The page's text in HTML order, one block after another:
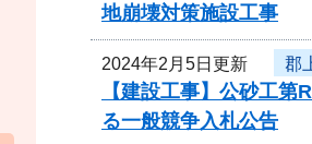
地崩壊対策施設工事
2024年2月5日更新 郡
【建設工事】公砂工
る一般競争入札公告